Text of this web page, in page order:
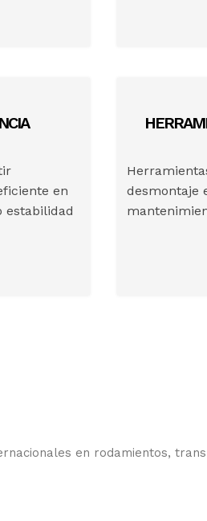
en
estabilidad
desmontaje
en rodamientos,